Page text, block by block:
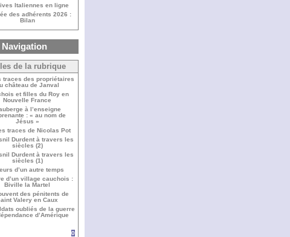
Italiennes en ligne
des adhérents 2026 :
Bilan
Navigation
de la rubrique
traces des propriétaires
château de Janval
et filles du Roy en
Nouvelle France
à l’enseigne
: « au nom de
Jésus »
traces de Nicolas Pot
Durdent à travers les
siècles (2)
Durdent à travers les
siècles (1)
d’un autre temps
d’un village cauchois :
Biville la Martel
des pénitents de
Valery en Caux
oubliés de la guerre
d’Amérique
0